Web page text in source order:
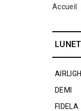
Accueil
DEMI
FIDELA